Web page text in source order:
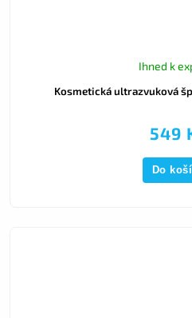
Kosmetická ultrazvuková
Ihned k
549
Do